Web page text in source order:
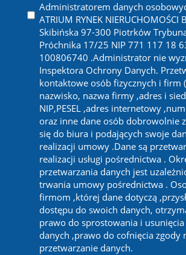
Administratorem danych
ATRIUM RYNEK NIERUCHOMOŚCI
Skibińska 97-300 Piotrków
Próchnika 17/25 NIP 771 117 18
100806740 .Administrator nie
Inspektora Ochrony Danych.
kontaktowe osób fizycznych i firm
nazwisko, nazwa firmy ,adres i
NIP,PESEL ,adres internetowy
oraz inne dane osób dobrowolnie
się do biura i podających swoje
realizacji umowy .Dane są
realizacji usługi pośrednictwa .
przetwarzania danych jest
trwania umowy pośrednictwa .
firmom ,której dane dotyczą
dostępu do swoich danych,
prawo do sprostowania i
danych ,prawo do cofnięcia zgody
przetwarzanie danych.